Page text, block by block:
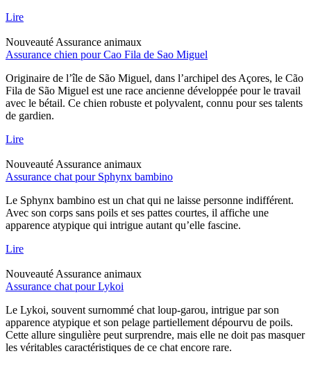
Lire
Nouveauté Assurance animaux
Assurance chien pour Cao Fila de Sao Miguel
Originaire de l’île de São Miguel, dans l’archipel des Açores, le Cão
Fila de São Miguel est une race ancienne développée pour le travail
avec le bétail. Ce chien robuste et polyvalent, connu pour ses talents
de gardien.
Lire
Nouveauté Assurance animaux
Assurance chat pour Sphynx bambino
Le Sphynx bambino est un chat qui ne laisse personne indifférent.
Avec son corps sans poils et ses pattes courtes, il affiche une
apparence atypique qui intrigue autant qu’elle fascine.
Lire
Nouveauté Assurance animaux
Assurance chat pour Lykoi
Le Lykoi, souvent surnommé chat loup-garou, intrigue par son
apparence atypique et son pelage partiellement dépourvu de poils.
Cette allure singulière peut surprendre, mais elle ne doit pas masquer
les véritables caractéristiques de ce chat encore rare.